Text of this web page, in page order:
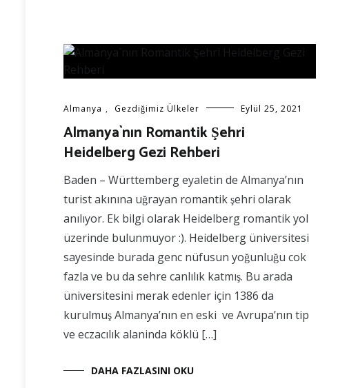
Almanya , Gezdiğimiz Ülkeler Eylül 25, 2021
Almanya`nın Romantik Şehri
Heidelberg Gezi Rehberi
Baden – Württemberg eyaletin de Almanya’nın
turist akınına uğrayan romantik şehri olarak
anılıyor. Ek bilgi olarak Heidelberg romantik yol
üzerinde bulunmuyor :). Heidelberg üniversitesi
sayesinde burada genc nüfusun yoğunluğu cok
fazla ve bu da sehre canlılık katmış. Bu arada
üniversitesini merak edenler için 1386 da
kurulmuş Almanya’nın en eski ve Avrupa’nın tip
ve eczacılık alaninda köklü […]
DAHA FAZLASINI OKU